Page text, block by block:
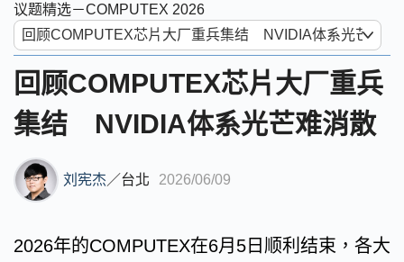
议题精选－COMPUTEX 2026
回顾COMPUTEX芯片大厂重兵
集结 NVIDIA体系光芒难消散
刘宪杰 ／台北 2026/06/09
2026年的COMPUTEX在6月5日顺利结束，各大